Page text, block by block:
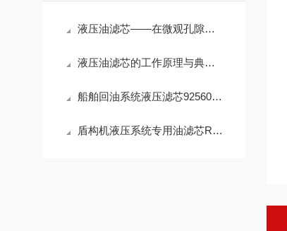
液压油滤芯——在微观孔隙中捍卫液压系统的“血液纯净”
液压油滤芯的工作原理与典型应用解析
船舶回油系统液压滤芯925602Q高效滤油参数
盾构机液压系统专用油滤芯R928005927性能